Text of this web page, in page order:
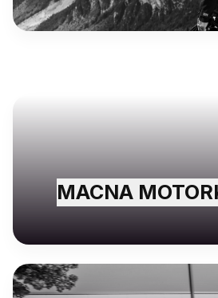
MACNA